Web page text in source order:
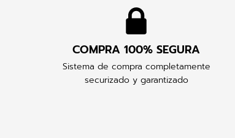
COMPRA 100% SEGURA
Sistema de compra completamente
securizado y garantizado